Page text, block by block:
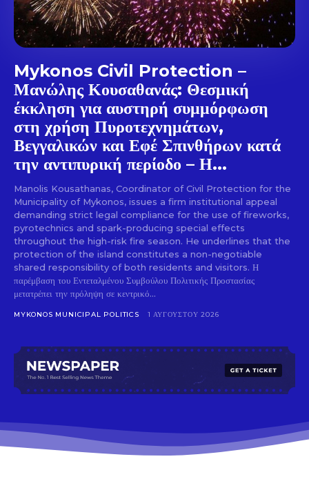
Mykonos Civil Protection –
Μανώλης Κουσαθανάς: Θεσμική
έκκληση για αυστηρή συμμόρφωση
στη χρήση Πυροτεχνημάτων,
Βεγγαλικών και Εφέ Σπινθήρων κατά
την αντιπυρική περίοδο – Η...
Manolis Kousathanas, Coordinator of Civil Protection for the
Municipality of Mykonos, issues a firm institutional appeal
demanding strict legal compliance for the use of fireworks,
pyrotechnics and spark-producing special effects
throughout the high-risk fire season. He underlines that the
protection of the island constitutes a non-negotiable
shared responsibility of both residents and visitors. Η
παρέμβαση του Εντεταλμένου Συμβούλου Πολιτικής Προστασίας
μετατρέπει την πρόληψη σε κεντρικό...
MYKONOS MUNICIPAL POLITICS 1 ΑΥΓΟΎΣΤΟΥ 2026